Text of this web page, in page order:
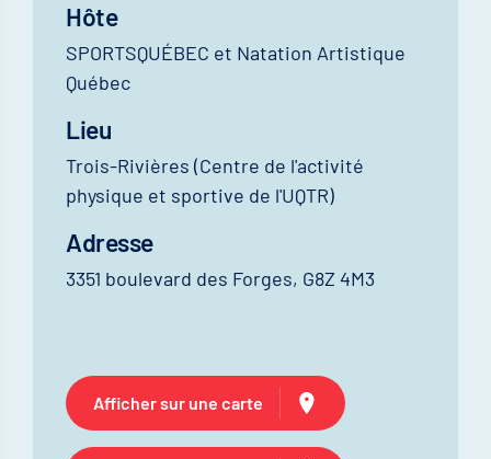
Hôte
SPORTSQUÉBEC et Natation Artistique
Québec
Lieu
Trois-Rivières (Centre de l'activité
physique et sportive de l'UQTR)
Adresse
3351 boulevard des Forges, G8Z 4M3
Afficher sur une carte